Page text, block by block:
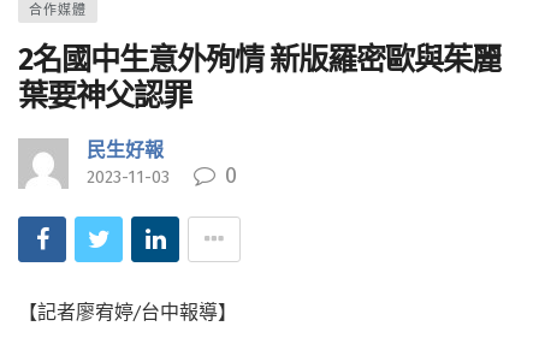
合作媒體
2名國中生意外殉情 新版羅密歐與茱麗
葉要神父認罪
民生好報
2023-11-03 0
【記者廖宥婷/台中報導】